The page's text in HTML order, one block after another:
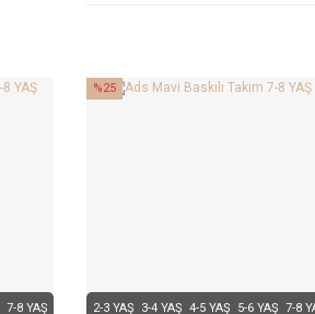
7-8 YAŞ
%25
2-3 YAŞ 3-4 YAŞ 4-5 YAŞ 5-6 YAŞ 7-8